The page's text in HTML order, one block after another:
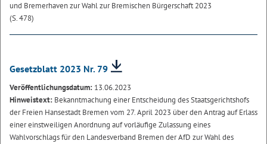
und Bremerhaven zur Wahl zur Bremischen Bürgerschaft 2023
(S. 478)
Gesetzblatt 2023 Nr. 79
Veröffentlichungsdatum: 13.06.2023
Hinweistext: Bekanntmachung einer Entscheidung des Staatsgerichtshofs
der Freien Hansestadt Bremen vom 27. April 2023 über den Antrag auf Erlass
einer einstweiligen Anordnung auf vorläufige Zulassung eines
Wahlvorschlags für den Landesverband Bremen der AfD zur Wahl des